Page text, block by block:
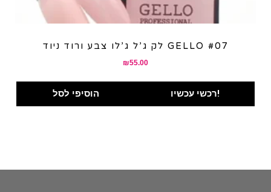
לק ג’ל ג’לו צבע ורוד ניוד GELLO #07
₪55.00
הוסיפי לסל רכשי עכשיו!